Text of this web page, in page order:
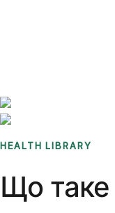
HEALTH LIBRARY
Що таке